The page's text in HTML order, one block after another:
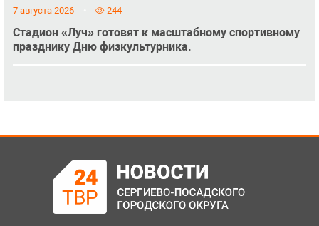
7 августа 2026 244
Стадион «Луч» готовят к масштабному спортивному
празднику Дню физкультурника.